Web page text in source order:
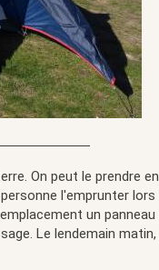
On peut le prendre en
l'emprunter lors
un panneau
Le lendemain matin,